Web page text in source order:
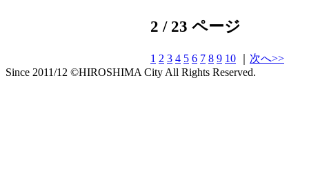
2 / 23 ページ
1 2 3 4 5 6 7 8 9 10
次へ>>
Since 2011/12 ©HIROSHIMA City All Rights Reserved.